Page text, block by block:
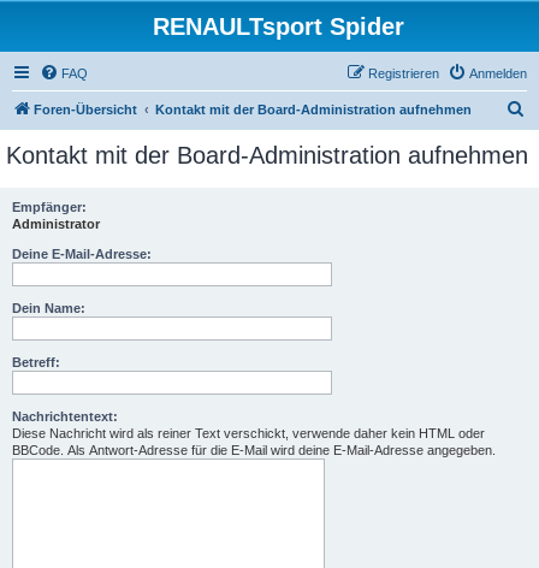
RENAULTsport Spider
FAQ Anmelden
Registrieren
Foren-Übersicht Kontakt mit der Board-Administration aufnehmen
c
Kontakt mit der Board-Administration aufnehmen
Empfänger:
Administrator
Deine E-Mail-Adresse:
Dein Name:
Betreff:
Nachrichtentext:
Diese Nachricht wird als reiner Text verschickt, verwende daher kein HTML oder
BBCode. Als Antwort-Adresse für die E-Mail wird deine E-Mail-Adresse angegeben.